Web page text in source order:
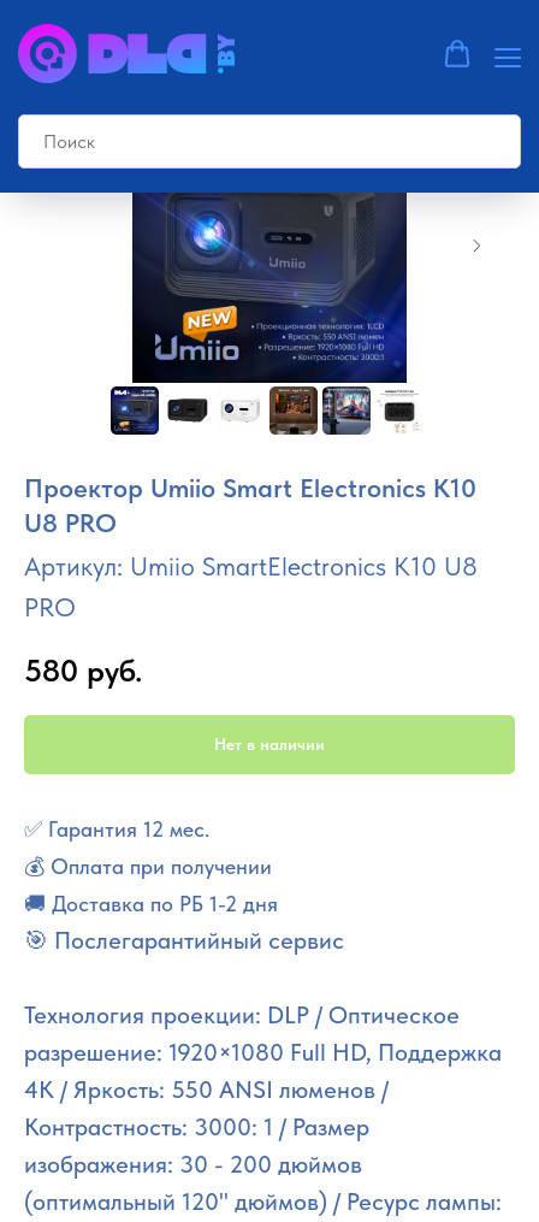
Проектор Umiio Smart Electronics К10
U8 PRO
Артикул: Umiio SmartElectronics К10 U8
PRO
580 руб.
Нет в наличии
✅ Гарантия 12 мес.
💰 Оплата при получении
🚚 Доставка по РБ 1-2 дня
🎯 Послегарантийный сервис
Технология проекции: DLP / Оптическое
разрешение: 1920×1080 Full HD, Поддержка
4K / Яркость: 550 ANSI люменов /
Контрастность: 3000: 1 / Размер
изображения: 30 - 200 дюймов
(оптимальный 120" дюймов) / Ресурс лампы: